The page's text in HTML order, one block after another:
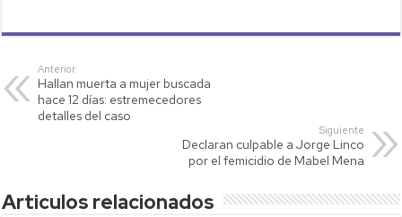
at
s
A
p
tt p
Li
nk
ail m
ar
Anterior
Hallan muerta a mujer buscada
hace 12 días: estremecedores
detalles del caso
Siguiente
Declaran culpable a Jorge Linco
por el femicidio de Mabel Mena
Articulos relacionados